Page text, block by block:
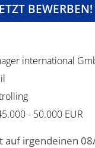
BEWERBEN!
international
- 50.000 EUR
auf irgendeinen